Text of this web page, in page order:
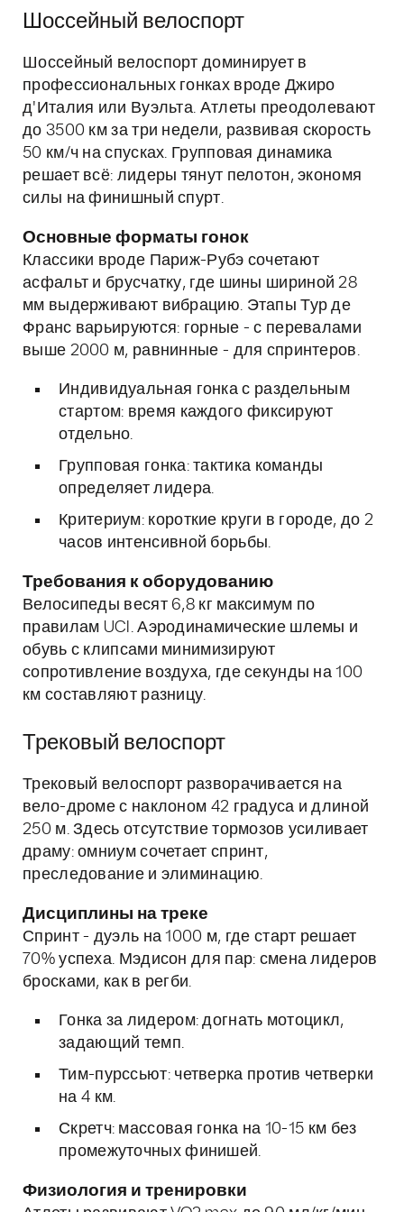
Шоссейный велоспорт
Шоссейный велоспорт доминирует в
профессиональных гонках вроде Джиро
д'Италия или Вуэльта. Атлеты преодолевают
до 3500 км за три недели, развивая скорость
50 км/ч на спусках. Групповая динамика
решает всё: лидеры тянут пелотон, экономя
силы на финишный спурт.
Основные форматы гонок
Классики вроде Париж-Рубэ сочетают
асфальт и брусчатку, где шины шириной 28
мм выдерживают вибрацию. Этапы Тур де
Франс варьируются: горные - с перевалами
выше 2000 м, равнинные - для спринтеров.
Индивидуальная гонка с раздельным
стартом: время каждого фиксируют
отдельно.
Групповая гонка: тактика команды
определяет лидера.
Критериум: короткие круги в городе, до 2
часов интенсивной борьбы.
Требования к оборудованию
Велосипеды весят 6,8 кг максимум по
правилам UCI. Аэродинамические шлемы и
обувь с клипсами минимизируют
сопротивление воздуха, где секунды на 100
км составляют разницу.
Трековый велоспорт
Трековый велоспорт разворачивается на
вело-дроме с наклоном 42 градуса и длиной
250 м. Здесь отсутствие тормозов усиливает
драму: омниум сочетает спринт,
преследование и элиминацию.
Дисциплины на треке
Спринт - дуэль на 1000 м, где старт решает
70% успеха. Мэдисон для пар: смена лидеров
бросками, как в регби.
Гонка за лидером: догнать мотоцикл,
задающий темп.
Тим-пурссьют: четверка против четверки
на 4 км.
Скретч: массовая гонка на 10-15 км без
промежуточных финишей.
Физиология и тренировки